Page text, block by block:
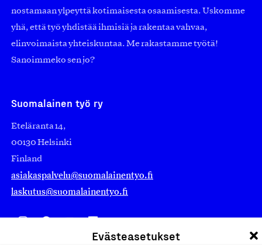
Evästeasetukset
nostamaan ylpeyttä kotimaisesta osaamisesta. Uskomme
yhä, että työ yhdistää ihmisiä ja rakentaa vahvaa,
elinvoimaista yhteiskuntaa. Me rakastamme työtä!
Sanoimmeko sen jo?
Suomalainen työ ry
Eteläranta 14,
00130 Helsinki
Finland
asiakaspalvelu@suomalainentyo.fi
laskutus@suomalainentyo.fi